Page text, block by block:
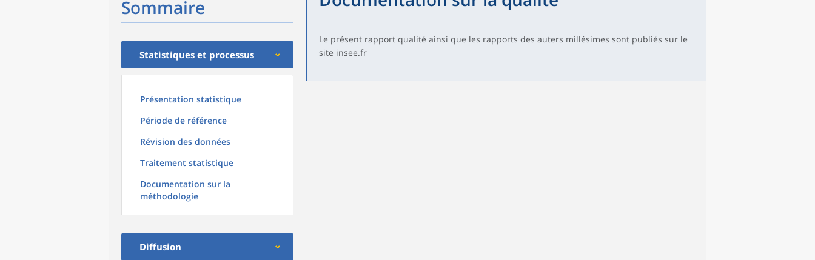
Sommaire
Statistiques et processus
Présentation statistique
Période de référence
Révision des données
Traitement statistique
Documentation sur la
méthodologie
Diffusion
Le présent rapport qualité ainsi que les rapports des auters millésimes sont publiés sur le
site insee.fr